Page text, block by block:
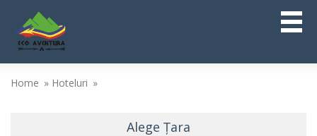
Home Hoteluri
Alege Țara